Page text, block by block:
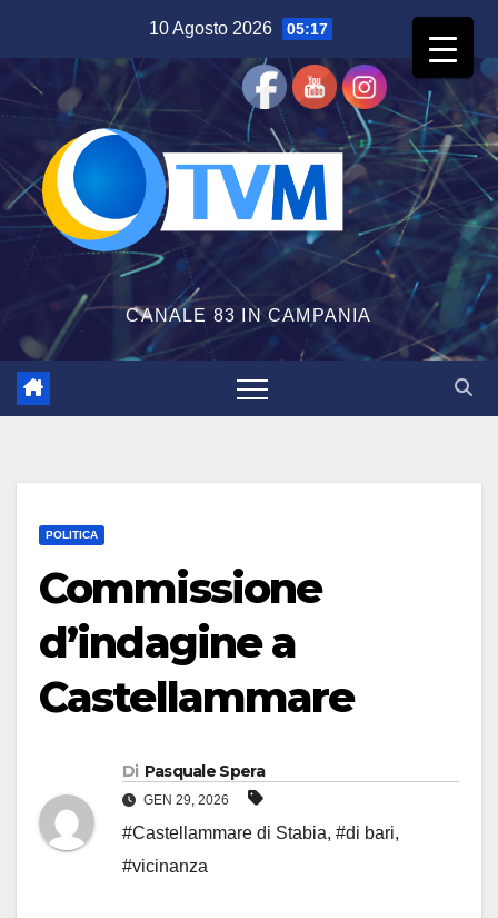
contenuto
10 Agosto 2026 05:17
CANALE 83 IN CAMPANIA
POLITICA
Commissione
d’indagine a
Castellammare
Di Pasquale Spera
GEN 29, 2026
#Castellammare di Stabia, #di bari,
#vicinanza